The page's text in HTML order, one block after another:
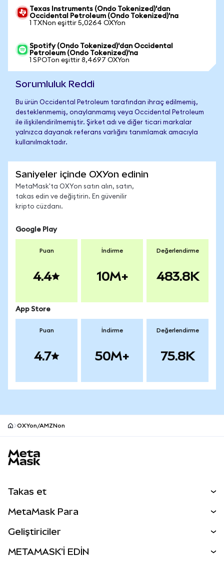
Texas Instruments (Ondo Tokenized)'dan
Occidental Petroleum (Ondo Tokenized)'na
1 TXNon eşittir 5,0264 OXYon
Spotify (Ondo Tokenized)'dan Occidental
Petroleum (Ondo Tokenized)'na
1 SPOTon eşittir 8,4697 OXYon
Sorumluluk Reddi
Bu ürün Occidental Petroleum tarafından ihraç edilmemiş,
desteklenmemiş, onaylanmamış veya Occidental Petroleum
ile ilişkilendirilmemiştir. Şirket adı ve diğer ticari markalar
yalnızca dayanak referans varlığını tanımlamak amacıyla
kullanılmaktadır.
Saniyeler içinde OXYon edinin
MetaMask'ta OXYon satın alın, satın,
takas edin ve değiştirin. En güvenilir
kripto cüzdanı.
Google Play
Puan
4.4
İndirme
10M+
Değerlendirme
483.8K
App Store
Puan
4.7
İndirme
50M+
Değerlendirme
75.8K
OXYon/AMZNon
Takas et
Perps
RWA'lar
MetaMask Para
Geliştiriciler
METAMASK'İ EDİN